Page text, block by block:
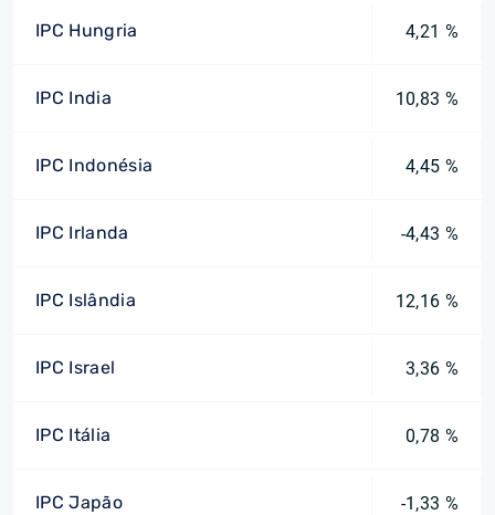
IPC Hungria 4,21 %
IPC India 10,83 %
IPC Indonésia 4,45 %
IPC Irlanda -4,43 %
IPC Islândia 12,16 %
IPC Israel 3,36 %
IPC Itália 0,78 %
IPC Japão -1,33 %